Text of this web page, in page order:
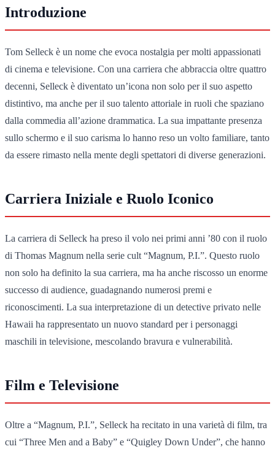
Introduzione
Tom Selleck è un nome che evoca nostalgia per molti appassionati
di cinema e televisione. Con una carriera che abbraccia oltre quattro
decenni, Selleck è diventato un’icona non solo per il suo aspetto
distintivo, ma anche per il suo talento attoriale in ruoli che spaziano
dalla commedia all’azione drammatica. La sua impattante presenza
sullo schermo e il suo carisma lo hanno reso un volto familiare, tanto
da essere rimasto nella mente degli spettatori di diverse generazioni.
Carriera Iniziale e Ruolo Iconico
La carriera di Selleck ha preso il volo nei primi anni ’80 con il ruolo
di Thomas Magnum nella serie cult “Magnum, P.I.”. Questo ruolo
non solo ha definito la sua carriera, ma ha anche riscosso un enorme
successo di audience, guadagnando numerosi premi e
riconoscimenti. La sua interpretazione di un detective privato nelle
Hawaii ha rappresentato un nuovo standard per i personaggi
maschili in televisione, mescolando bravura e vulnerabilità.
Film e Televisione
Oltre a “Magnum, P.I.”, Selleck ha recitato in una varietà di film, tra
cui “Three Men and a Baby” e “Quigley Down Under”, che hanno